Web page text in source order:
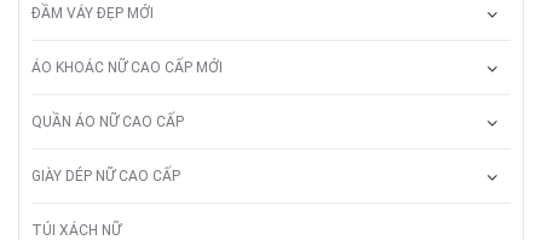
ĐẦM VÁY ĐẸP MỚI
ÁO KHOÁC NỮ CAO CẤP MỚI
QUẦN ÁO NỮ CAO CẤP
GIÀY DÉP NỮ CAO CẤP
TÚI XÁCH NỮ